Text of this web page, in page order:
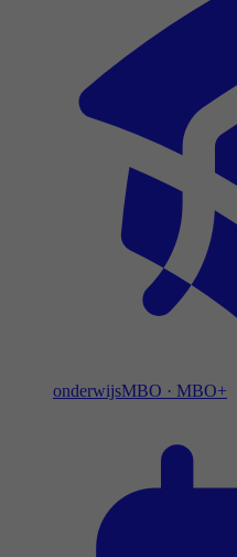
onderwijsMBO · MBO+